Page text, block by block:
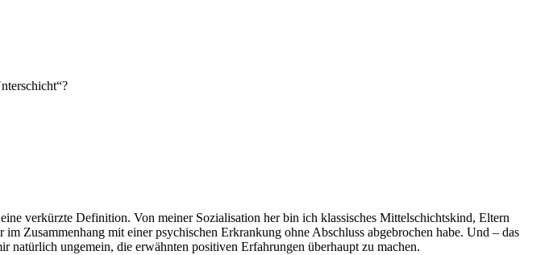
verkürzte Definition. Von meiner Sozialisation her bin ich klassisches Mittelschichtskind, Eltern
Zusammenhang mit einer psychischen Erkrankung ohne Abschluss abgebrochen habe. Und – das
ungemein, die erwähnten positiven Erfahrungen überhaupt zu machen.